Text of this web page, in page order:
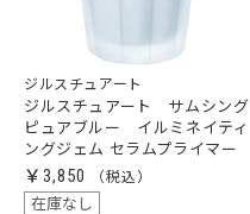
ジルスチュアート
ジルスチュアート サムシング
ピュアブルー イルミネイティ
ングジェム セラムプライマー
￥3,850
在庫なし